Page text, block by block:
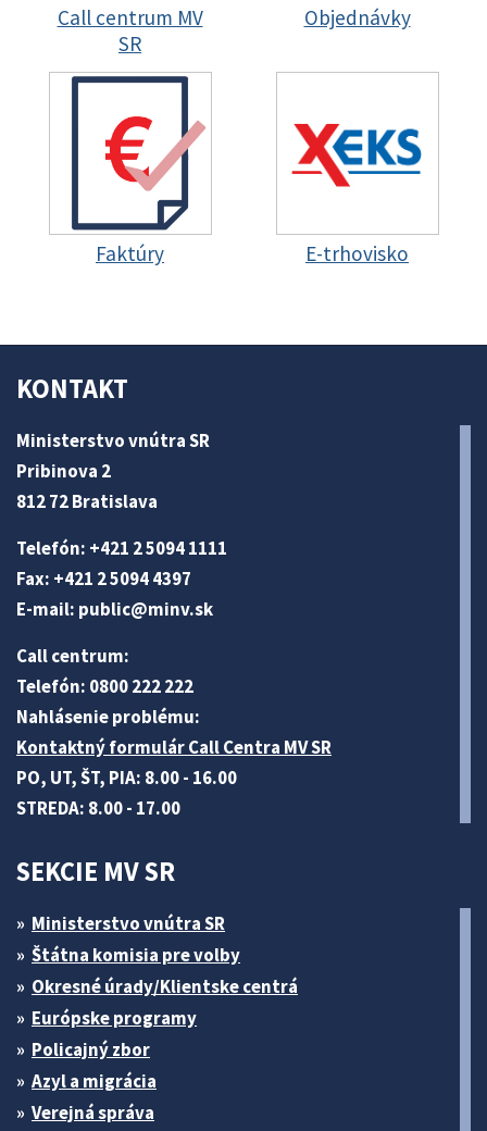
Call centrum MV
SR
Objednávky
Faktúry E-trhovisko
KONTAKT
Ministerstvo vnútra SR
Pribinova 2
812 72 Bratislava
Telefón: +421 2 5094 1111
Fax: +421 2 5094 4397
E-mail: public@minv.sk
Call centrum:
Telefón: 0800 222 222
Nahlásenie problému:
Kontaktný formulár Call Centra MV SR
PO, UT, ŠT, PIA: 8.00 - 16.00
STREDA: 8.00 - 17.00
SEKCIE MV SR
Ministerstvo vnútra SR
Štátna komisia pre volby
Okresné úrady/Klientske centrá
Európske programy
Policajný zbor
Azyl a migrácia
Verejná správa